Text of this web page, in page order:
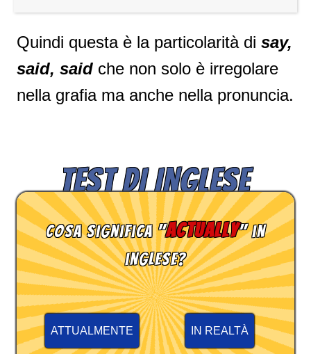
Quindi questa è la particolarità di say,
said, said che non solo è irregolare
nella grafia ma anche nella pronuncia.
TEST DI INGLESE
Cosa significa "actually" in
inglese?
ATTUALMENTE IN REALTÀ